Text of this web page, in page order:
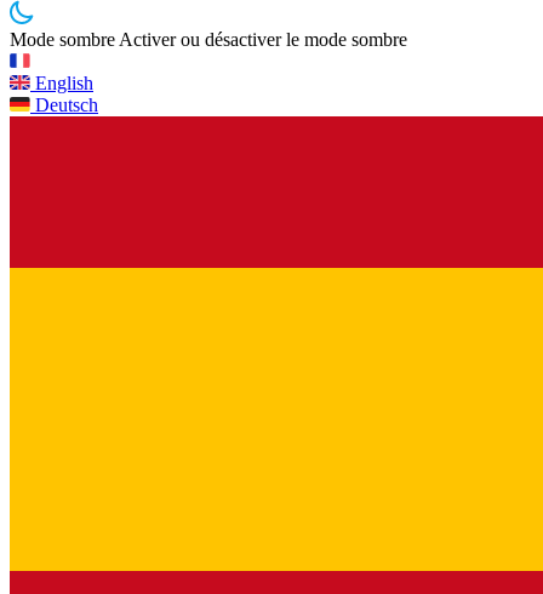
Mode sombre Activer ou désactiver le mode sombre
English
Deutsch